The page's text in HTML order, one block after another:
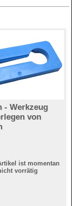
- Werkzeug
von
ist momentan
vorrätig